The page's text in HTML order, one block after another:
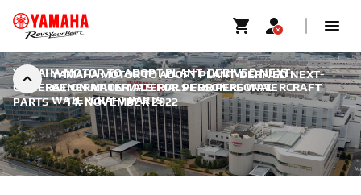
YAMAHA MOTOR TO ADOPT PLANT-DERIVED NEXT-
GENERATION MATERIALS FOR PERSONAL
WATERCRAFT PARTS
YAMAHA MOTOR TO ADOPT PLANT-DERIVED NEXT-
GENERATION MATERIALS FOR PERSONAL WATERCRAFT
PARTS | 14. NOVEMBER 2022